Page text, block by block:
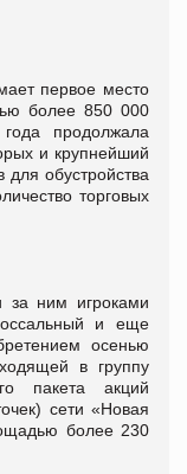
первое место
более 850 000
продолжала
и крупнейший
обустройства
торговых
ним игроками
и еще
осенью
в группу
пакета акций
сети «Новая
более 230